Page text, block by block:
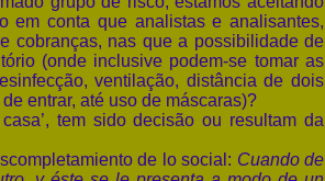
em conta que analistas e analisantes,
cobranças, nas que a possibilidade de
(onde inclusive podem-se tomar as
ventilação, distância de dois
entrar, até uso de máscaras)?
tem sido decisão ou resultam da
de lo social: Cuando de